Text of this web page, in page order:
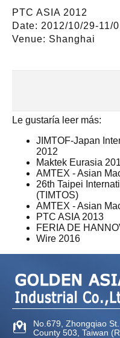
PTC ASIA 2012
Date: 2012/10/29-11/
Venue: Shanghai
Le gustaría leer más:
JIMTOF-Japan
2012
Maktek Eurasia
AMTEX - Asian
26th Taipei
(TIMTOS)
AMTEX - Asian
PTC ASIA 2013
FERIA DE
Wire 2016
No.679, Zhongqiao St
County 503 Taiwan